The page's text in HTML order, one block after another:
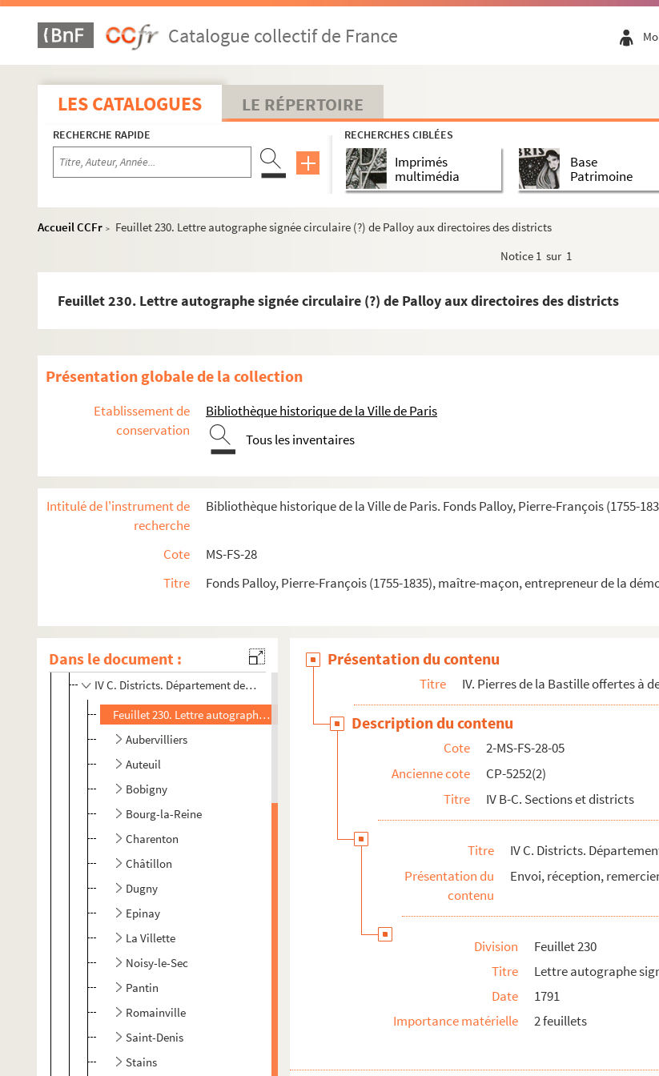
Catalogue collectif de France
LES CATALOGUES LE RÉPERTOIRE
RECHERCHE RAPIDE RECHERCHES CIBLÉES
Imprimés
multimédia
Base
Patrimoine
Accueil CCFr >
Feuillet 230. Lettre autographe signée circulaire (?) de Palloy aux directoires des districts
Notice 1 sur 1
Feuillet 230. Lettre autographe signée circulaire (?) de Palloy aux directoires des districts
Présentation globale de la collection
Etablissement de
conservation
Bibliothèque historique de la Ville de Paris
Tous les inventaires
Intitulé de l'instrument de
recherche
Bibliothèque historique de la Ville de Paris. Fonds Palloy, Pierre-François (1755-
Cote
MS-FS-28
Titre
Fonds Palloy, Pierre-François (1755-1835), maître-maçon, entrepreneur de la
Dans le document :
2-MS-FS-28-01. I. Démolition de la Bastille
2-MS-FS-28-02. II. Correspondance de Palloy
2-MS-FS-28-03. III. Apôtres de la Liberté. Pierres de la Bastille
IV. Pierres de la Bastille offertes à des institutions établies à Paris
2-MS-FS-28-05. IV B-C. Sections et districts
IV B. Envois aux sections
IV C. Districts. Département de Paris et autres de la région parisienne
Feuillet 230. Lettre autographe signée circulaire (?) de Palloy aux directoires des districts
Aubervilliers
Auteuil
Bobigny
Bourg-la-Reine
Charenton
Châtillon
Dugny
Epinay
La Villette
Noisy-le-Sec
Pantin
Romainville
Saint-Denis
Stains
Présentation du contenu
Titre IV. Pierres de la Bastille offertes à
Description du contenu
Cote
2-MS-FS-28-05
Ancienne cote
CP-5252(2)
Titre
IV B-C. Sections et districts
Titre
IV C. Districts.
Présentation du
contenu
Envoi, réception,
Division
Feuillet 230
Titre
Lettre autographe
Date
1791
Importance matérielle
2 feuillets